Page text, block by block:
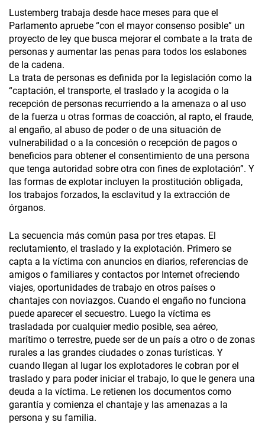
Lustemberg trabaja desde hace meses para que el
Parlamento apruebe “con el mayor consenso posible” un
proyecto de ley que busca mejorar el combate a la trata de
personas y aumentar las penas para todos los eslabones
de la cadena.
La trata de personas es definida por la legislación como la
“captación, el transporte, el traslado y la acogida o la
recepción de personas recurriendo a la amenaza o al uso
de la fuerza u otras formas de coacción, al rapto, el fraude,
al engaño, al abuso de poder o de una situación de
vulnerabilidad o a la concesión o recepción de pagos o
beneficios para obtener el consentimiento de una persona
que tenga autoridad sobre otra con fines de explotación”. Y
las formas de explotar incluyen la prostitución obligada,
los trabajos forzados, la esclavitud y la extracción de
órganos.
La secuencia más común pasa por tres etapas. El
reclutamiento, el traslado y la explotación. Primero se
capta a la víctima con anuncios en diarios, referencias de
amigos o familiares y contactos por Internet ofreciendo
viajes, oportunidades de trabajo en otros países o
chantajes con noviazgos. Cuando el engaño no funciona
puede aparecer el secuestro. Luego la víctima es
trasladada por cualquier medio posible, sea aéreo,
marítimo o terrestre, puede ser de un país a otro o de zonas
rurales a las grandes ciudades o zonas turísticas. Y
cuando llegan al lugar los explotadores le cobran por el
traslado y para poder iniciar el trabajo, lo que le genera una
deuda a la víctima. Le retienen los documentos como
garantía y comienza el chantaje y las amenazas a la
persona y su familia.